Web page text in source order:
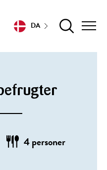
DA
4 personer